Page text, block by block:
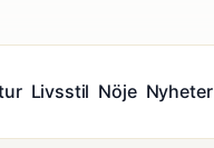
Livsstil Nöje Nyheter